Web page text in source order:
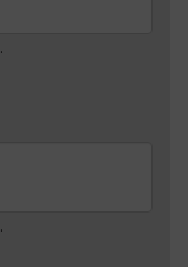
.
.